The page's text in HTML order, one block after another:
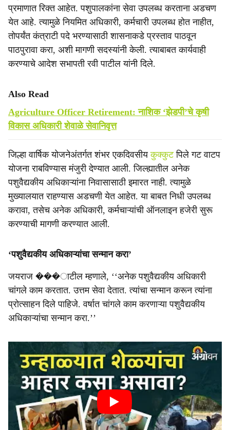
प्रमाणात रिक्त आहेत. पशुपालकांना सेवा उपलब्ध करताना अडचण
येत आहे. त्यामुळे नियमित अधिकारी, कर्मचारी उपलब्ध होत नाहीत,
तोपर्यंत कंत्राटी पदे भरण्यासाठी शासनाकडे प्रस्ताव पाठवून
पाठपुरावा करा, अशी मागणी सदस्यांनी केली. त्याबाबत कार्यवाही
करण्याचे आदेश सभापती रवी पाटील यांनी दिले.
Also Read
Agriculture Officer Retirement: नाशिक ‘झेडपी’चे कृषी
विकास अधिकारी शेवाळे सेवानिवृत्त
जिल्हा वार्षिक योजनेअंतर्गत शंभर एकदिवसीयकुक्कुटपिले गट वाटप
योजना राबविण्यास मंजुरी देण्यात आली. जिल्ह्यातील अनेक
पशुवैद्यकीय अधिकाऱ्यांना निवासासाठी इमारत नाही. त्यामुळे
मुख्यालयात राहण्यास अडचणी येत आहेत. या बाबत निधी उपलब्ध
करावा, तसेच अनेक अधिकारी, कर्मचाऱ्यांची ऑनलाइन हजेरी सुरू
करण्याची मागणी करण्यात आली.
‘पशुवैद्यकीय अधिकाऱ्यांचा सन्मान करा’
जयराज ���ाटील म्हणाले, ‘‘अनेक पशुवैद्यकीय अधिकारी
चांगले काम करतात. उत्तम सेवा देतात. त्यांचा सन्मान करून त्यांना
प्रोत्साहन दिले पाहिजे. वर्षात चांगले काम करणाऱ्या पशुवैद्यकीय
अधिकाऱ्यांचा सन्मान करा.’’